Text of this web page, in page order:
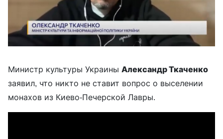
Министр культуры Украины Александр Ткаченко
заявил, что никто не ставит вопрос о выселении
монахов из Киево-Печерской Лавры.